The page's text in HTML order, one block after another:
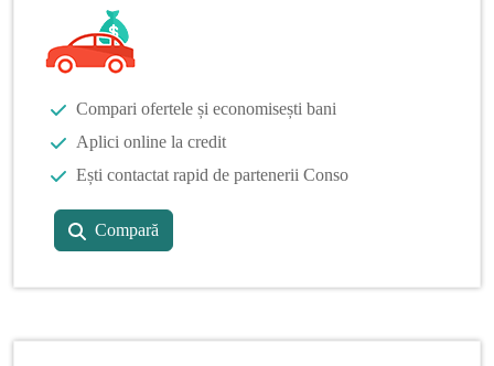
Compari ofertele și economisești bani
Aplici online la credit
Ești contactat rapid de partenerii Conso
Compară